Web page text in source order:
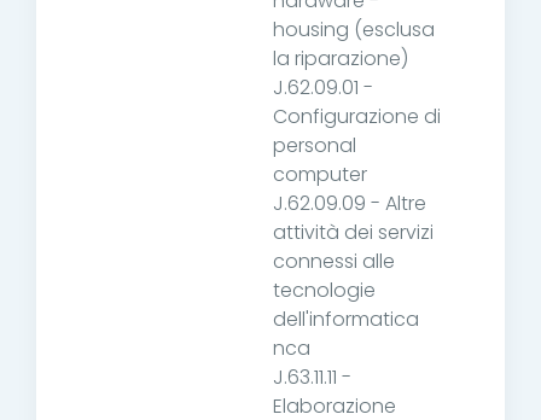
housing (esclusa
la riparazione)
J.62.09.01 -
Configurazione di
personal
computer
J.62.09.09 - Altre
attività dei servizi
connessi alle
tecnologie
dell'informatica
nca
J.63.11.11 -
Elaborazione